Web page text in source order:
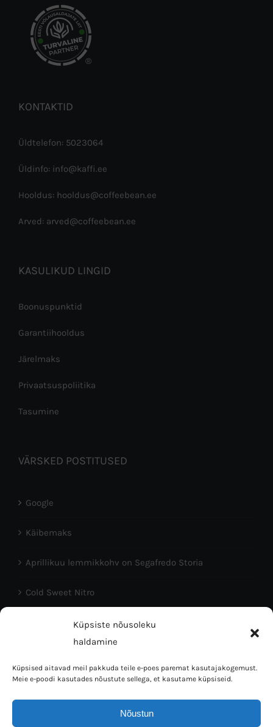
Küpsiste nõusoleku
haldamine
Küpsised aitavad meil pakkuda teile e-poes paremat kasutajakogemust.
Meie e-poodi kasutades nõustute sellega, et kasutame küpsiseid.
Nõustun
®
KONTAKTID
Üldtelefon: 5023064
Üldinfo: info@kaffi.ee
Hooldus: hooldus@coffeebean.ee
Arved: arved@coffeebean.ee
KASULIKUD LINGID
Boonuspunktid
Garantiihooldus
Järelmaks
Privaatsuspoliitika
Tasumine
VÄRSKED POSTITUSED
Google
Käibemaks
Aprillikuu lemmikkohv on Segafredo Storia
Cold Sweet Nitro
Head Eesti Vabariigi aastapäeva!